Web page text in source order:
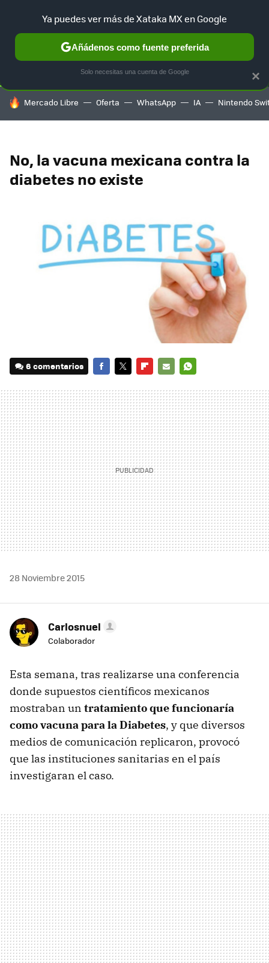
SELECCIÓN GAMING HOME AUTO TERRITORIO
HOY SE HABLA DE
Mercado Libre Oferta WhatsApp IA Nintendo
No, la vacuna mexicana contra la
diabetes no existe
6 comentarios
MAIL
28 Noviembre 2015
Carlosnuel
Colaborador
Esta semana, tras realizarse una conferencia
donde supuestos científicos mexicanos
mostraban un tratamiento que funcionaría
como vacuna para la Diabetes, y que diversos
medios de comunicación replicaron, provocó
que las instituciones sanitarias en el país
investigaran el caso.
×
Ya puedes ver más de Xataka MX en Google
Añádenos como fuente preferida
Solo necesitas una cuenta de Google